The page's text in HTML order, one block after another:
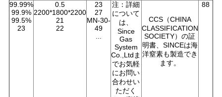
99.99%
99.9%
99.5%
23
0.5
2200*1800*2200
21
22
23
27
MN-30-
49
...
注：詳細
について
は、
Since
Gas
System
Co.,Ltdま
でお気軽
にお問い
合わせい
ただく
CCS（CHINA
CLASSIFICATION
SOCIETY）の証
明書、SINCEは海
洋窒素も製造でき
ます。
88